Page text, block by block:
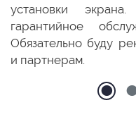
установки
гарантийное
Обязательно буду
и партнерам.